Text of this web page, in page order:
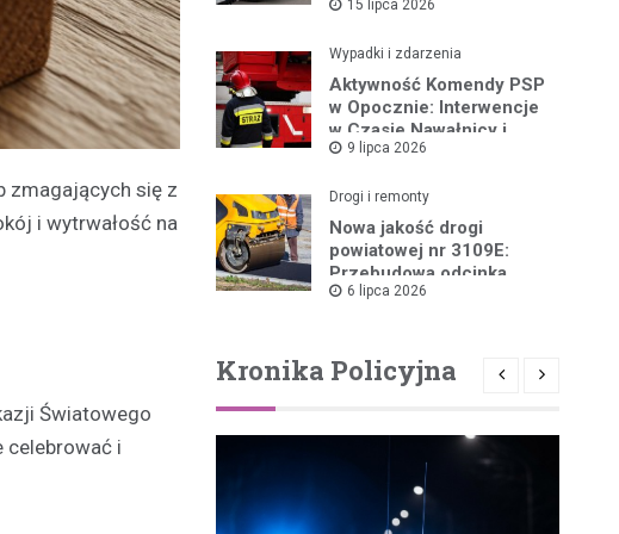
zmagających się z
i wytrwałość na
Światowego
celebrować i
lipca 2026 roku
15 lipca 2026
Wypadki i zdarzenia
Aktywność Komendy PSP
w Opocznie: Interwencje
w Czasie Nawałnicy i
Pożarów
9 lipca 2026
Drogi i remonty
Nowa jakość drogi
powiatowej nr 3109E:
Przebudowa odcinka
Drzewica – Dąbrówka
6 lipca 2026
Kronika Policyjna